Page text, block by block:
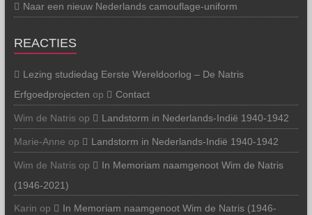
Naar een nieuw Nederlands camouflage-uniform
REACTIES
Lezing studiedag Eerste Wereldoorlog – De Natris
Erfgoedprojecten op Contact
Wim de Natrisop Landstorm in Nederlands-Indië 1940-1942
Marie-Anne op Landstorm in Nederlands-Indië 1940-1942
Wim de Natrisop
In Memoriam naamgenoot Wim de Natris
(1946-2021)
Karin op
In Memoriam naamgenoot Wim de Natris (1946-